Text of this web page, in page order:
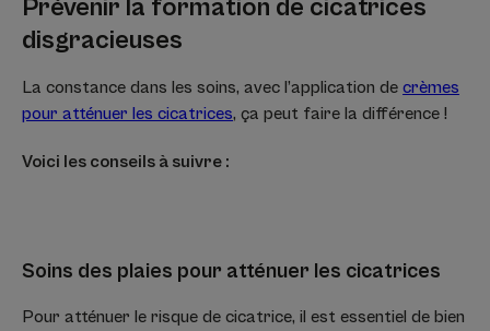
Prévenir la formation de cicatrices
disgracieuses
La constance dans les soins, avec l’application de crèmes
pour atténuer les cicatrices, ça peut faire la différence !
Voici les conseils à suivre :
Soins des plaies pour atténuer les cicatrices
Pour atténuer le risque de cicatrice, il est essentiel de bien